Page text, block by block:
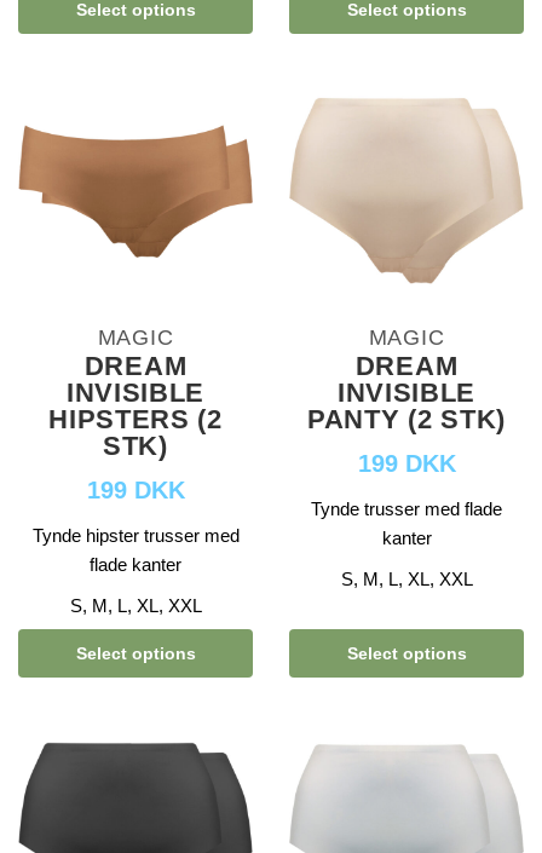
Select options Select options
MAGIC
DREAM
INVISIBLE
HIPSTERS (2
STK)
199 DKK
Tynde hipster trusser med
flade kanter
S, M, L, XL, XXL
Select options
MAGIC
DREAM
INVISIBLE
PANTY (2 STK)
199 DKK
Tynde trusser med flade
kanter
S, M, L, XL, XXL
Select options